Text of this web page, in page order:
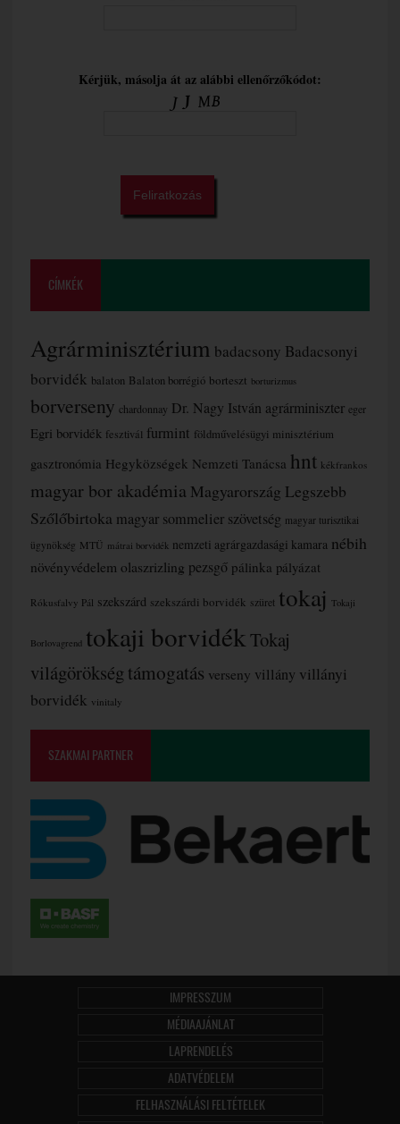
Kérjük, másolja át az alábbi ellenőrzőkódot:
CÍMKÉK
Agrárminisztérium badacsony Badacsonyi
borvidék balaton Balaton borrégió borteszt borturizmus
borverseny chardonnay Dr. Nagy István agrárminiszter eger
Egri borvidék fesztivál furmint földművelésügyi minisztérium
gasztronómia Hegyközségek Nemzeti Tanácsa hnt kékfrankos
magyar bor akadémia Magyarország Legszebb
Szőlőbirtoka magyar sommelier szövetség magyar turisztikai
ügynökség MTÜ mátrai borvidék nemzeti agrárgazdasági kamara nébih
növényvédelem olaszrizling pezsgő pálinka pályázat
Rókusfalvy Pál szekszárd szekszárdi borvidék szüret tokaj Tokaji
Borlovagrend tokaji borvidék Tokaj
világörökségtámogatás verseny villány villányi
borvidék vinitaly
SZAKMAI PARTNER
IMPRESSZUM
MÉDIAAJÁNLAT
LAPRENDELÉS
ADATVÉDELEM
FELHASZNÁLÁSI FELTÉTELEK